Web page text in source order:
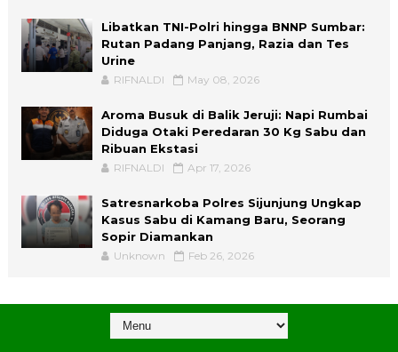
Libatkan TNI-Polri hingga BNNP Sumbar:
Rutan Padang Panjang, Razia dan Tes
Urine
RIFNALDI May 08, 2026
Aroma Busuk di Balik Jeruji: Napi Rumbai
Diduga Otaki Peredaran 30 Kg Sabu dan
Ribuan Ekstasi
RIFNALDI Apr 17, 2026
Satresnarkoba Polres Sijunjung Ungkap
Kasus Sabu di Kamang Baru, Seorang
Sopir Diamankan
Unknown Feb 26, 2026